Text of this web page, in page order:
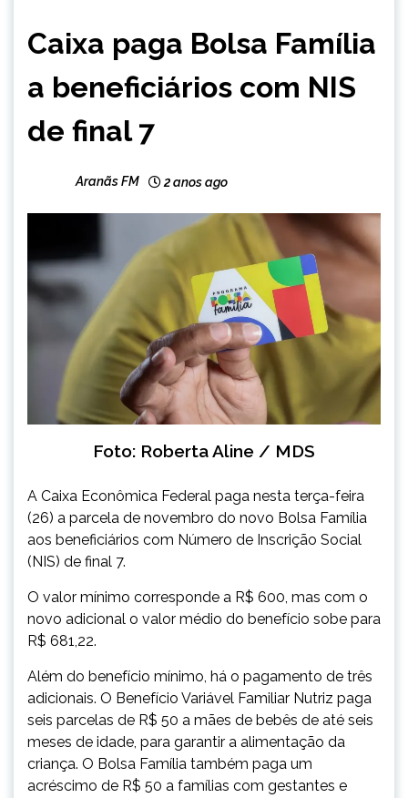
NOTÍCIAS
Caixa paga Bolsa Família
a beneficiários com NIS
de final 7
Aranãs FM 2 anos ago
Foto: Roberta Aline / MDS
A Caixa Econômica Federal paga nesta terça-feira
(26) a parcela de novembro do novo Bolsa Família
aos beneficiários com Número de Inscrição Social
(NIS) de final 7.
O valor mínimo corresponde a R$ 600, mas com o
novo adicional o valor médio do benefício sobe para
R$ 681,22.
Além do benefício mínimo, há o pagamento de três
adicionais. O Benefício Variável Familiar Nutriz paga
seis parcelas de R$ 50 a mães de bebês de até seis
meses de idade, para garantir a alimentação da
criança. O Bolsa Família também paga um
acréscimo de R$ 50 a famílias com gestantes e